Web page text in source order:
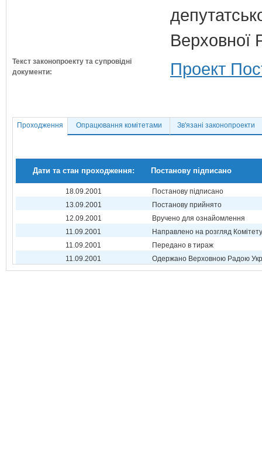
Верховної
Текст законопроекту та супровідні
документи:
Проект
Проходження Опрацювання комітетами Зв'язані законопроекти
Дати та стан проходження: Постанову підписано
18.09.2001
Постанову підписано
13.09.2001
Постанову прийнято
12.09.2001
Вручено для ознайомлення
11.09.2001
Направлено на розгляд Комітету
11.09.2001
Передано в тираж
11.09.2001
Одержано Верховною Радою